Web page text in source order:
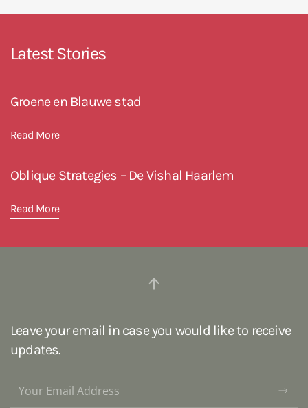
Latest Stories
Groene en Blauwe stad
Read More
Oblique Strategies – De Vishal Haarlem
Read More
Leave your email in case you would like to receive
updates.